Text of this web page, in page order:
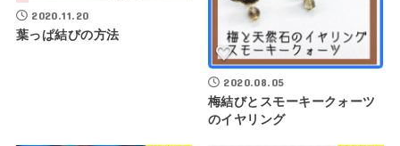
2020.11.20
葉っぱ結びの方法
2020.08.05
梅結びとスモーキークォーツ
のイヤリング